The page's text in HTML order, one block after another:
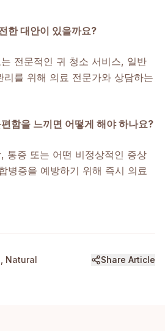
한 대안이 있을까요?
전문적인 귀 청소 서비스, 일반
를 위해 의료 전문가와 상담하는
함을 느끼면 어떻게 해야 하나요?
통증 또는 어떤 비정상적인 증상
병증을 예방하기 위해 즉시 의료
Natural Share Article